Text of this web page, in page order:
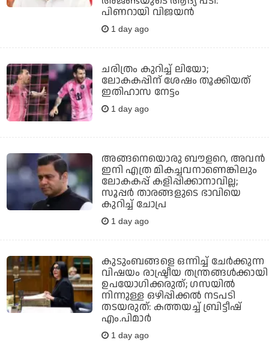
പിണറായി വിജയന്‍
1 day ago
ചരിത്രം കുറിച്ച് ലിയോ;
ലോകകപ്പിന് ശേഷം തൂക്കിയത്
ഇതിഹാസ നേട്ടം
1 day ago
അങ്ങനെയൊരു ബൗളറെ, അവന്‍
ഇനി എത്ര മികച്ചവനാണെങ്കിലും
ലോകകപ്പ് കളിപ്പിക്കാനാവില്ല;
സൂപ്പര്‍ താരങ്ങളുടെ ഭാവിയെ
കുറിച്ച് ചോപ്ര
1 day ago
കുടുംബങ്ങളെ ഒന്നിച്ച് ചേര്‍ക്കുന്ന
വിഷയം രാഷ്ട്രീയ തന്ത്രങ്ങള്‍ക്കായി
ഉപയോഗിക്കരുത്; ഗസയില്‍
നിന്നുള്ള ഒഴിപ്പിക്കല്‍ നടപടി
തടയരുത്: കത്തയച്ച് ബ്രിട്ടീഷ്
എം.പിമാര്‍
1 day ago